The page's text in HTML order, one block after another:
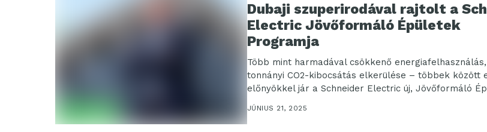
Dubaji szuperirodával rajtolt a
Electric Jövőformáló Épületek
Programja
Több mint harmadával csökkenő
tonnányi CO2-kibocsátás elkerülése – többek között
előnyökkel jár a Schneider Electric új, Jövőformáló
JÚNIUS 21, 2025